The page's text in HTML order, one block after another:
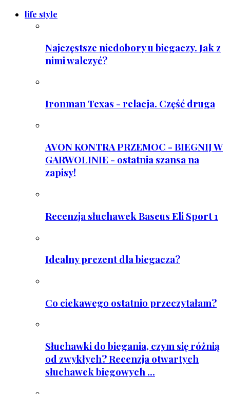
life style
Najczęstsze niedobory u biegaczy. Jak z
nimi walczyć?
Ironman Texas - relacja. Część druga
AVON KONTRA PRZEMOC - BIEGNIJ W
GARWOLINIE - ostatnia szansa na
zapisy!
Recenzja słuchawek Baseus Eli Sport 1
Idealny prezent dla biegacza?
Co ciekawego ostatnio przeczytałam?
Słuchawki do biegania, czym się różnią
od zwykłych? Recenzja otwartych
słuchawek biegowych ...